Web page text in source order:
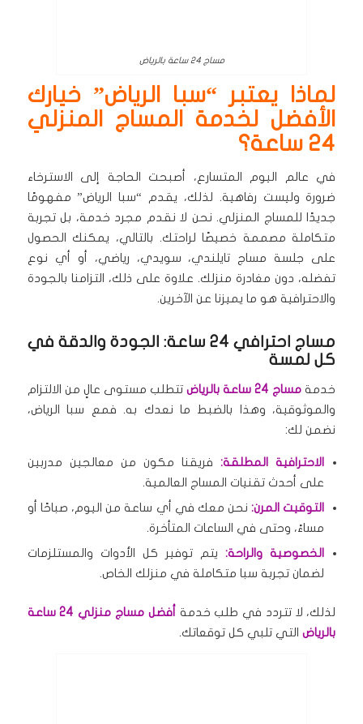
مساج 24 ساعة بالرياض
لماذا يعتبر “سبا الرياض” خيارك
الأفضل لخدمة المساج المنزلي
24 ساعة؟
في عالم اليوم المتسارع، أصبحت الحاجة إلى الاسترخاء
ضرورة وليست رفاهية. لذلك، يقدم “سبا الرياض” مفهومًا
جديدًا للمساج المنزلي. نحن لا نقدم مجرد خدمة، بل تجربة
متكاملة مصممة خصيصًا لراحتك. بالتالي، يمكنك الحصول
على جلسة مساج تايلندي، سويدي، رياضي، أو أي نوع
تفضله، دون مغادرة منزلك. علاوة على ذلك، التزامنا بالجودة
والاحترافية هو ما يميزنا عن الآخرين.
مساج احترافي 24 ساعة: الجودة والدقة في
كل لمسة
خدمة مساج 24 ساعة بالرياض
تتطلب مستوى عالٍ من الالتزام
والموثوقية، وهذا بالضبط ما نعدك به. فمع سبا الرياض،
نضمن لك:
الاحترافية المطلقة:فريقنا مكون من معالجين مدربين
على أحدث تقنيات المساج العالمية.
التوقيت المرن:نحن معك في أي ساعة من اليوم، صباحًا أو
مساءً، وحتى في الساعات المتأخرة.
الخصوصية والراحة:يتم توفير كل الأدوات والمستلزمات
لضمان تجربة سبا متكاملة في منزلك الخاص.
لذلك، لا تتردد في طلب خدمة
أفضل مساج منزلي 24 ساعة
بالرياضالتي تلبي كل توقعاتك.